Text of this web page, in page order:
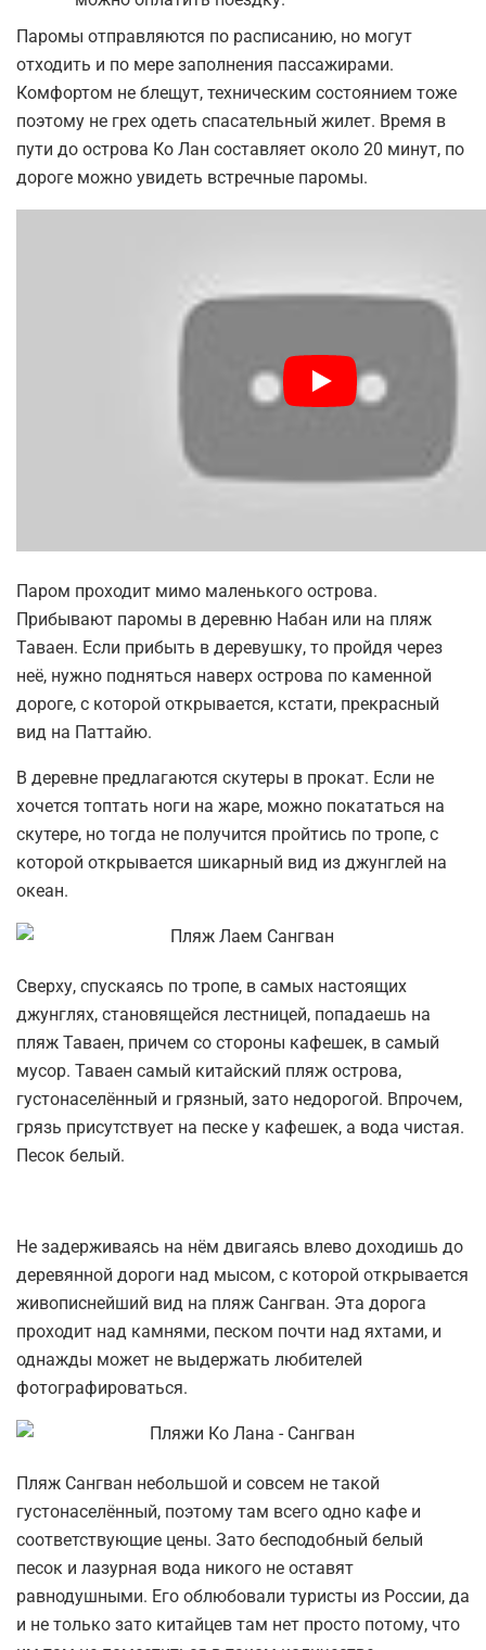
Паромы отправляются по расписанию, но могут
отходить и по мере заполнения пассажирами.
Комфортом не блещут, техническим состоянием тоже
поэтому не грех одеть спасательный жилет. Время в
пути до острова Ко Лан составляет около 20 минут, по
дороге можно увидеть встречные паромы.
Паром проходит мимо маленького острова.
Прибывают паромы в деревню Набан или на пляж
Таваен. Если прибыть в деревушку, то пройдя через
неё, нужно подняться наверх острова по каменной
дороге, с которой открывается, кстати, прекрасный
вид на Паттайю.
В деревне предлагаются скутеры в прокат. Если не
хочется топтать ноги на жаре, можно покататься на
скутере, но тогда не получится пройтись по тропе, с
которой открывается шикарный вид из джунглей на
океан.
Сверху, спускаясь по тропе, в самых настоящих
джунглях, становящейся лестницей, попадаешь на
пляж Таваен, причем со стороны кафешек, в самый
мусор. Таваен самый китайский пляж острова,
густонаселённый и грязный, зато недорогой. Впрочем,
грязь присутствует на песке у кафешек, а вода чистая.
Песок белый.
Не задерживаясь на нём двигаясь влево доходишь до
деревянной дороги над мысом, с которой открывается
живописнейший вид на пляж Сангван. Эта дорога
проходит над камнями, песком почти над яхтами, и
однажды может не выдержать любителей
фотографироваться.
Пляж Сангван небольшой и совсем не такой
густонаселённый, поэтому там всего одно кафе и
соответствующие цены. Зато бесподобный белый
песок и лазурная вода никого не оставят
равнодушными. Его облюбовали туристы из России, да
и не только зато китайцев там нет просто потому, что